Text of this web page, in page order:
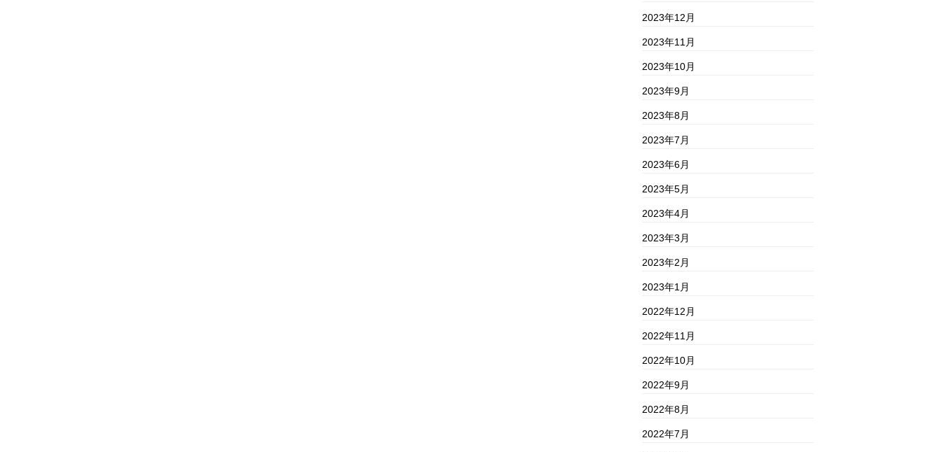
2023年12月
2023年11月
2023年10月
2023年9月
2023年8月
2023年7月
2023年6月
2023年5月
2023年4月
2023年3月
2023年2月
2023年1月
2022年12月
2022年11月
2022年10月
2022年9月
2022年8月
2022年7月